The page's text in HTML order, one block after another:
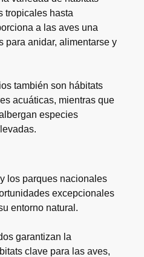
tropicales hasta
a las aves una
para anidar, alimentarse y
también son hábitats
acuáticas, mientras que
especies
los parques nacionales
excepcionales
entorno natural.
garantizan la
clave para las aves,